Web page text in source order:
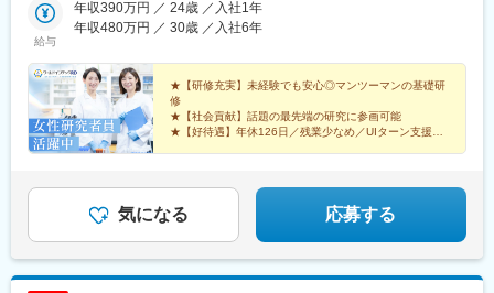
す。※U・Iターン歓迎！住宅補助あり（月6万7000円まで会社補
好きな場所で研究をしたい方も、ご希望をお聞かせください！詳
細は選考時にご案内いたします。【配属先企業の一例】中外製薬
株式会社中外製薬工業株式会社株式会社明治堺化学工業株式会社
日本化薬株式会社日東電工株式会社 豊橋事業所ニプロファーマ株
式会社 大舘工場株式会社カネカ株式会社DNPファインケミカル宇
都宮株式会社中外医科学研究所東邦チタニウム株式会社高田製薬
化学EMS株式会社株式会社エネコート 他
給与
年収390万円 ／ 24歳 ／入社1年
年収480万円 ／ 30歳 ／入社6年
★【研修充実】未経験でも安心◎マンツーマンの基礎研
修
★【社会貢献】話題の最先端の研究に参画可能
★【好待遇】年休126日／残業少なめ／UIターン支援充
気になる 応募する